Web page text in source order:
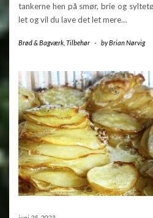
tankerne hen på smør, brie og
let og vil du lave det let mere…
Brød & Bagværk Tilbehør - byBrian Nørvig